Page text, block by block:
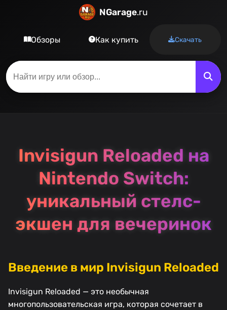
NGarage.ru
Обзоры Как купить Скачать
Invisigun Reloaded на
Nintendo Switch:
уникальный стелс-
экшен для вечеринок
Введение в мир Invisigun Reloaded
Invisigun Reloaded — это необычная
многопользовательская игра, которая сочетает в